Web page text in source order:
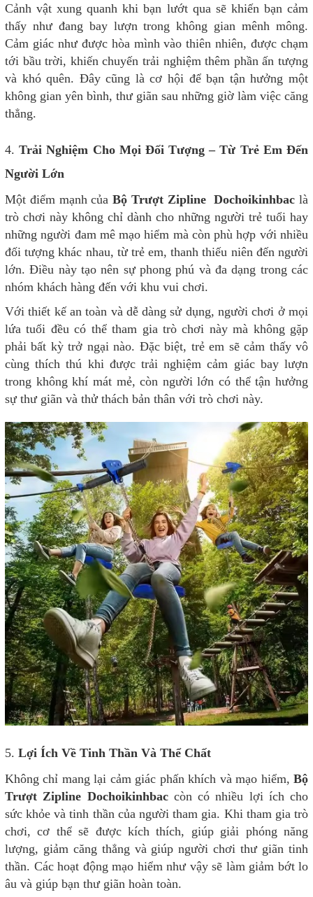
Cảnh vật xung quanh khi bạn lướt qua sẽ khiến bạn cảm
thấy như đang bay lượn trong không gian mênh mông.
Cảm giác như được hòa mình vào thiên nhiên, được chạm
tới bầu trời, khiến chuyến trải nghiệm thêm phần ấn tượng
và khó quên. Đây cũng là cơ hội để bạn tận hưởng một
không gian yên bình, thư giãn sau những giờ làm việc căng
thẳng.
4.Trải Nghiệm Cho Mọi Đối Tượng – Từ Trẻ Em Đến
Người Lớn
Một điểm mạnh củaBộ Trượt Zipline Dochoikinhbac là
trò chơi này không chỉ dành cho những người trẻ tuổi hay
những người đam mê mạo hiểm mà còn phù hợp với nhiều
đối tượng khác nhau, từ trẻ em, thanh thiếu niên đến người
lớn. Điều này tạo nên sự phong phú và đa dạng trong các
nhóm khách hàng đến với khu vui chơi.
Với thiết kế an toàn và dễ dàng sử dụng, người chơi ở mọi
lứa tuổi đều có thể tham gia trò chơi này mà không gặp
phải bất kỳ trở ngại nào. Đặc biệt, trẻ em sẽ cảm thấy vô
cùng thích thú khi được trải nghiệm cảm giác bay lượn
trong không khí mát mẻ, còn người lớn có thể tận hưởng
sự thư giãn và thử thách bản thân với trò chơi này.
5. Lợi Ích Về Tinh Thần Và Thể Chất
Không chỉ mang lại cảm giác phấn khích và mạo hiểm, Bộ
Trượt Zipline Dochoikinhbaccòn có nhiều lợi ích cho
sức khỏe và tinh thần của người tham gia. Khi tham gia trò
chơi, cơ thể sẽ được kích thích, giúp giải phóng năng
lượng, giảm căng thẳng và giúp người chơi thư giãn tinh
thần. Các hoạt động mạo hiểm như vậy sẽ làm giảm bớt lo
âu và giúp bạn thư giãn hoàn toàn.